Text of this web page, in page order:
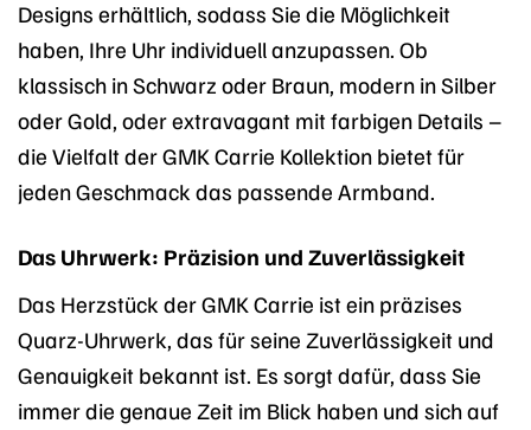
Designs erhältlich, sodass Sie die Möglichkeit
haben, Ihre Uhr individuell anzupassen. Ob
klassisch in Schwarz oder Braun, modern in Silber
oder Gold, oder extravagant mit farbigen Details –
die Vielfalt der GMK Carrie Kollektion bietet für
jeden Geschmack das passende Armband.
Das Uhrwerk: Präzision und Zuverlässigkeit
Das Herzstück der GMK Carrie ist ein präzises
Quarz-Uhrwerk, das für seine Zuverlässigkeit und
Genauigkeit bekannt ist. Es sorgt dafür, dass Sie
immer die genaue Zeit im Blick haben und sich auf